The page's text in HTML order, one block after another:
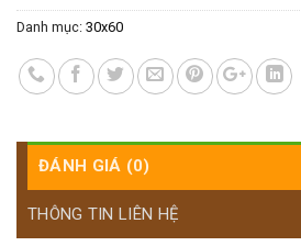
Danh mục: 30x60
ĐÁNH GIÁ (0)
THÔNG TIN LIÊN HỆ